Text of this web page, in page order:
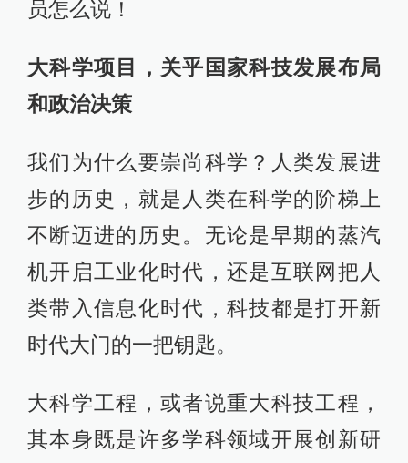
员怎么说！
大科学项目，关乎国家科技发展布局
和政治决策
我们为什么要崇尚科学？人类发展进
步的历史，就是人类在科学的阶梯上
不断迈进的历史。无论是早期的蒸汽
机开启工业化时代，还是互联网把人
类带入信息化时代，科技都是打开新
时代大门的一把钥匙。
大科学工程，或者说重大科技工程，
其本身既是许多学科领域开展创新研